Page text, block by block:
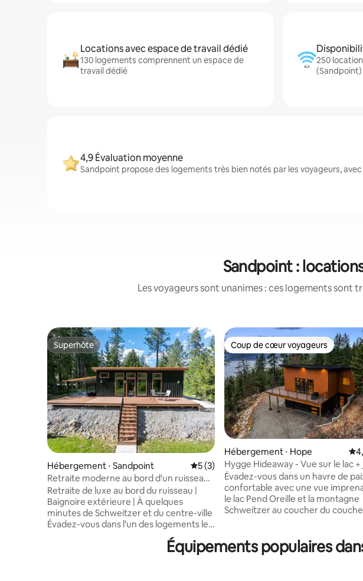
Locations avec espace de travail dédié
130 logements comprennent un espace de
travail dédié
250
4,9 Évaluation moyenne
Sandpoint propose des logements très bien notés par les voyageurs, avec
Sandpoint :
Les voyageurs sont unanimes : ces logements
Superhôte
Superhôte
Hébergement ⋅ Sandpoint Évaluation moyenne sur la base de 3
5 (3)
Retraite moderne au bord d'un ruisseau
avec baignoire extérieure
Retraite de luxe au bord du ruisseau |
Baignoire extérieure | À quelques
minutes de Schweitzer et du centre-ville
Évadez-vous dans l'un des logements les
plus uniques de Sandpoint : un tout
l'architecture époustouflante, perché
Coup de cœur voyageurs
Coup de cœur voyageurs
Hébergement ⋅ Hope
Hygge Hideaway - Vue sur le lac +
TOUT NOUVEAU
Évadez-vous dans un havre de
confortable avec une vue
le lac Pend Oreille et la montagne
Schweitzer au coucher du
spacieuse, d'un jacuzzi privé, d'un
barbecue Blackstone, d'une
Équipements populaires